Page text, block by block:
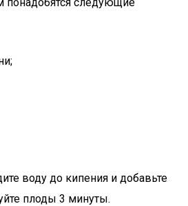
воду до кипения и добавьте
плоды 3 минуты.